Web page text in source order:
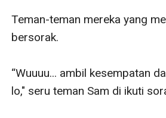
Teman-teman mereka yang
bersorak.
“Wuuuu... ambil kesempatan
lo," seru teman Sam di ikuti